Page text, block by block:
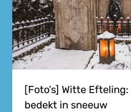
[Foto’s] Witte
bedekt in sneeuw